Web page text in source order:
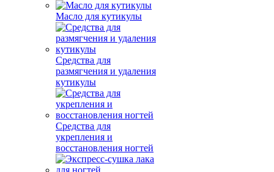
Масло для кутикулы
Средства для
размягчения и удаления
кутикулы
Средства для
укрепления и
восстановления ногтей